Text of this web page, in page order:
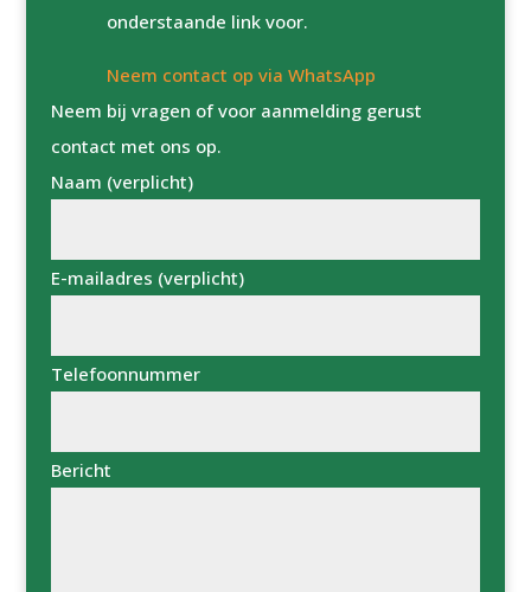
onderstaande link voor.
Neem contact op via WhatsApp
Neem bij vragen of voor aanmelding gerust
contact met ons op.
Naam (verplicht)
E-mailadres (verplicht)
Telefoonnummer
Bericht